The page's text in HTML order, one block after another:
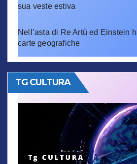
sua veste estiva
Nell’asta di Re Artù ed Einstein
carte geografiche
TG CULTURA